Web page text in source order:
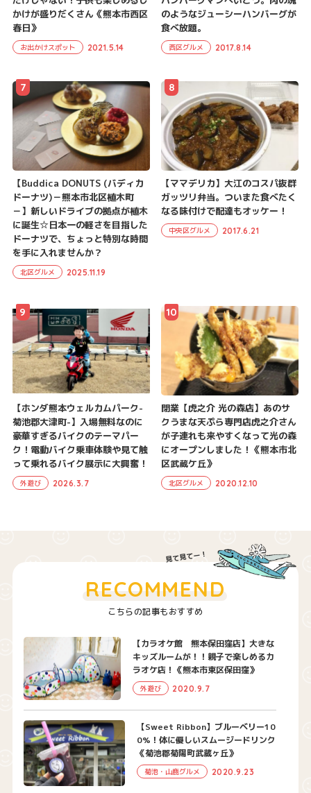
かけが盛りだくさん《熊本市西区
春日》
お出かけスポット 2021.5.14
のようなジューシーハンバーグが
食べ放題。
西区グルメ 2017.8.14
【Buddica DONUTS (バディカ
ドーナツ)－熊本市北区植木町
－】新しいドライブの拠点が植木
に誕生☆日本一の軽さを目指した
ドーナツで、ちょっと特別な時間
を手に入れませんか？
北区グルメ 2025.11.19
7
【ママデリカ】大江のコスパ抜群
ガッツリ弁当。ついまた食べたく
なる味付けで配達もオッケー！
中央区グルメ 2017.6.21
8
【ホンダ熊本ウェルカムパーク-
菊池郡大津町-】入場無料なのに
豪華すぎるバイクのテーマパー
ク！電動バイク乗車体験や見て触
って乗れるバイク展示に大興奮！
外遊び 2026.3.7
9
閉業【虎之介 光の森店】あのサ
クうまな天ぷら専門店虎之介さん
が子連れも来やすくなって光の森
にオープンしました！《熊本市北
区武蔵ケ丘》
北区グルメ 2020.12.10
10
こちらの記事もおすすめ
RECOMMEND
【カラオケ館 熊本保田窪店】大きな
キッズルームが！！親子で楽しめるカ
ラオケ店！《熊本市東区保田窪》
外遊び 2020.9.7
【Sweet Ribbon】ブルーベリー10
0%！体に優しいスムージードリンク
《菊池郡菊陽町武蔵ヶ丘》
菊池・山鹿グルメ 2020.9.23